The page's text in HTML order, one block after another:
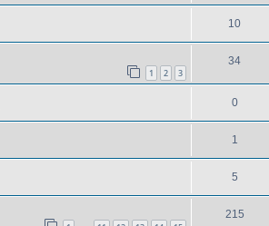
10
1 2 3
34
0
1
5
215